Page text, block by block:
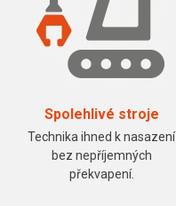
Spolehlivé stroje
Technika ihned k nasazení
bez nepříjemných
překvapení.